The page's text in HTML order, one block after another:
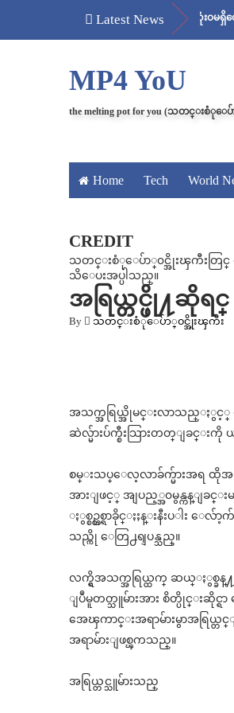
Latest News
ာ့မယ်လို့ သိခဲ့ပေမယ့် ကင်ဆာ ဆဲလ် လုံးဝမရှိတော့တဲ့ အသည်
MP4 YoU
the melting pot for you (သတင္းစံုေ
Home Tech World
CREDIT
သတင္းစံုေပ်ာ္၀င္အိုးၾကီးတြင္
သိေပးအပ္ပါသည္။
အရြယ္တင္ဖို႔ဆိုရင္
By သတင္းစံုေပ်ာ္၀င္အိုးၾကီး
အသက္အရြယ္အိုမင္းလာသည္ႏွင့္
ဆဲလ္မ်ားပ်က္စီးသြားတတ္ျခင္းကို
စမ္းသပ္ေလ့လာခ်က္မ်ားအရ
အားျဖင့္ အျပည့္အ၀မွန္ကန္ျခင္းမ
ႏွစ္စဥ္တစ္ရာခိုင္ႏႈန္းနီးပါး ေလ်ာ့က်
သည္ကို ေတြ႕ရျပန္သည္။
လက္ရွိအသက္အရြယ္ထက္ ဆယ္ႏွစ္ခန္႔င
ျပဳမူတတ္သူမ်ားအား စိတ္ပိုင္းဆိုင္ရ
အေၾကာင္းအရာမ်ားမွာအရြယ္တင္
အရာမ်ားျဖစ္ၾကသည္။
အရြယ္တင္သူမ်ားသည္